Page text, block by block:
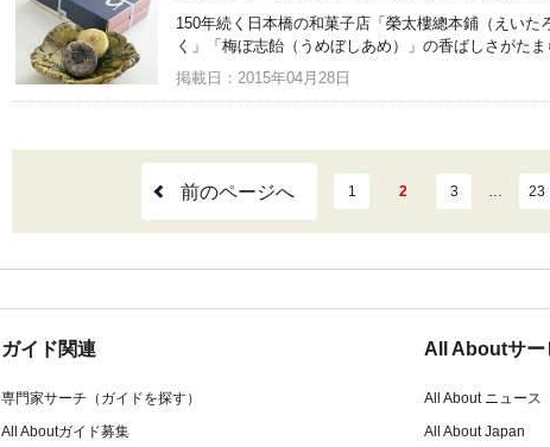
150年続く日本橋の和菓子店「榮太樓總本鋪（えい
く」「梅ぼ志飴（うめぼしあめ）」の香ばしさがたま
掲載日：2015年04月28日
前のページへ 1 2 3 … 23
ガイド関連
専門家サーチ（ガイドを探す）
All Aboutガイド募集
All Aboutサー
All About ニュース
All About Japan